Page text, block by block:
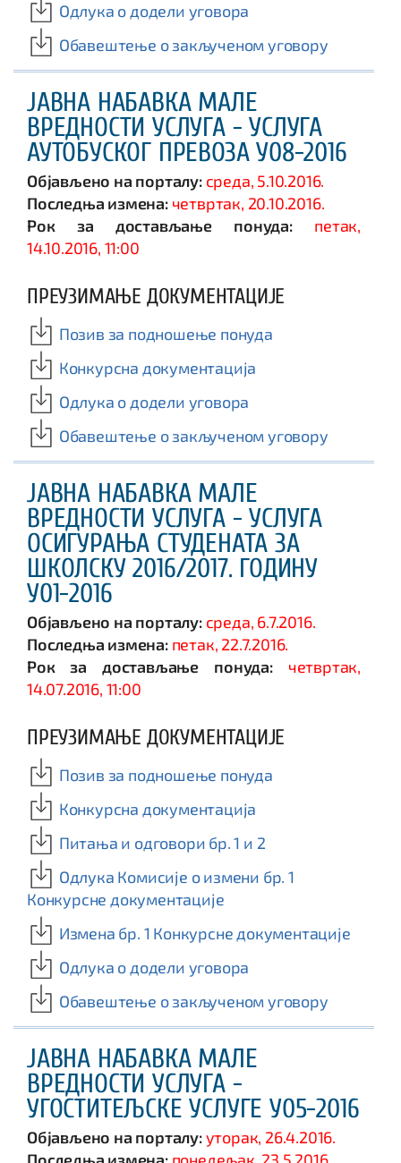
Одлука о додели уговора
Обавештење о закљученом уговору
ЈАВНА НАБАВКА МАЛЕ
ВРЕДНОСТИ УСЛУГА - УСЛУГА
АУТОБУСКОГ ПРЕВОЗА У08-2016
Објављено на порталу: среда, 5.10.2016.
Последња измена: четвртак, 20.10.2016.
Рок за достављање понуда:
петак,
14.10.2016, 11:00
ПРЕУЗИМАЊЕ ДОКУМЕНТАЦИЈЕ
Позив за подношење понуда
Конкурсна документација
Одлука о додели уговора
Обавештење о закљученом уговору
ЈАВНА НАБАВКА МАЛЕ
ВРЕДНОСТИ УСЛУГА - УСЛУГА
ОСИГУРАЊА СТУДЕНАТА ЗА
ШКОЛСКУ 2016/2017. ГОДИНУ
У01-2016
Објављено на порталу: среда, 6.7.2016.
Последња измена: петак, 22.7.2016.
Рок за достављање понуда:
четвртак,
14.07.2016, 11:00
ПРЕУЗИМАЊЕ ДОКУМЕНТАЦИЈЕ
Позив за подношење понуда
Конкурсна документација
Питања и одговори бр. 1 и 2
Одлука Комисије о измени бр. 1
Конкурсне документације
Измена бр. 1 Конкурсне документације
Одлука о додели уговора
Обавештење о закљученом уговору
ЈАВНА НАБАВКА МАЛЕ
ВРЕДНОСТИ УСЛУГА -
УГОСТИТЕЉСКЕ УСЛУГЕ У05-2016
Објављено на порталу:уторак, 26.4.2016.